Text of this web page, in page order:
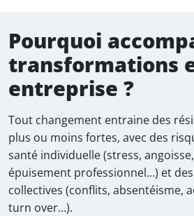
Pourquoi
transformations
entreprise ?
Tout changement entraine des
plus ou moins fortes, avec des
santé individuelle (stress,
épuisement professionnel…) et
collectives (conflits, absentéisme,
turn over…).